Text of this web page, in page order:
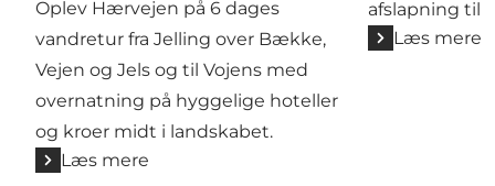
Oplev Hærvejen på 6 dages
vandretur fra Jelling over Bække,
Vejen og Jels og til Vojens med
overnatning på hyggelige hoteller
og kroer midt i landskabet.
Læs mere
afslapning til
Læs mere